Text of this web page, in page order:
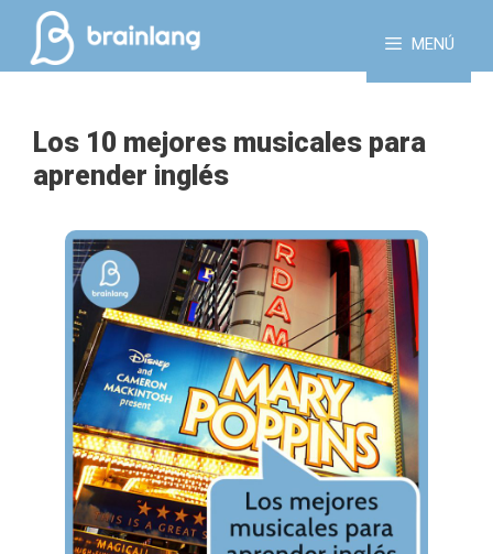
Saltar
contenido
MENÚ
Los 10 mejores musicales para
aprender inglés